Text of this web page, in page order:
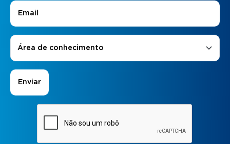
E-mail
Áreas de Interesse
Área de conhecimento